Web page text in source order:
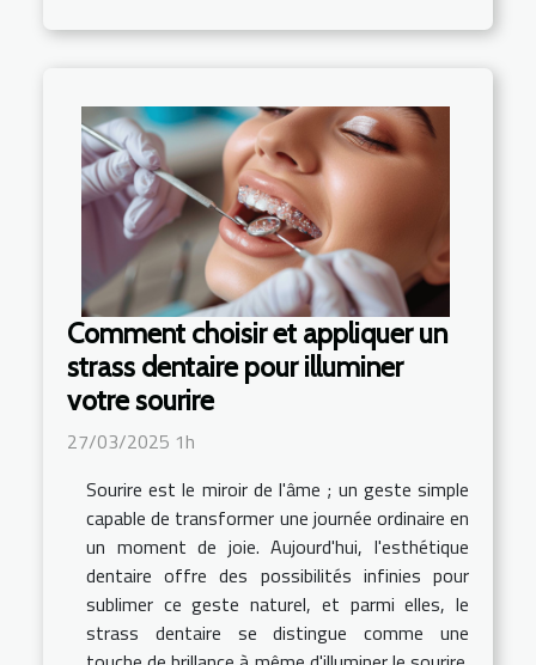
Comment choisir et appliquer un
strass dentaire pour illuminer
votre sourire
27/03/2025 1h
Sourire est le miroir de l'âme ; un geste simple
capable de transformer une journée ordinaire en
un moment de joie. Aujourd'hui, l'esthétique
dentaire offre des possibilités infinies pour
sublimer ce geste naturel, et parmi elles, le
strass dentaire se distingue comme une